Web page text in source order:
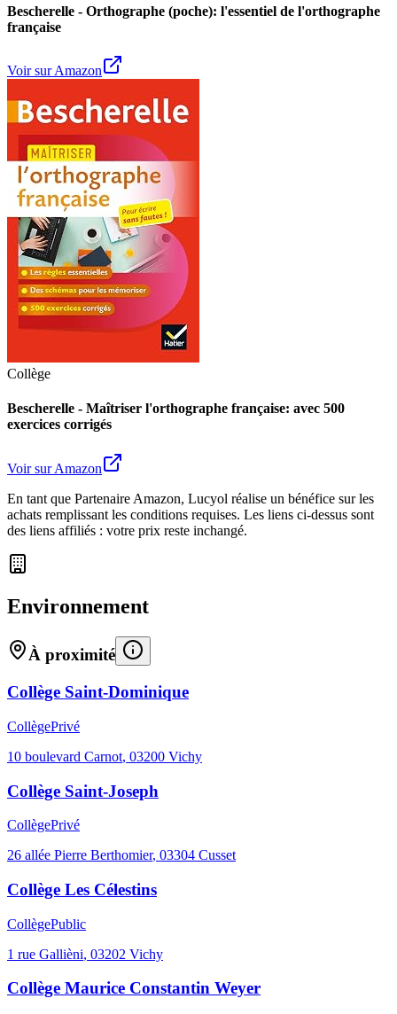
Bescherelle - Orthographe (poche): l'essentiel de l'orthographe
française
Voir sur Amazon
Collège
Bescherelle - Maîtriser l'orthographe française: avec 500
exercices corrigés
Voir sur Amazon
En tant que Partenaire Amazon, Lucyol réalise un bénéfice sur les
achats remplissant les conditions requises. Les liens ci-dessus sont
des liens affiliés : votre prix reste inchangé.
Environnement
À proximité
Collège Saint-Dominique
CollègePrivé
10 boulevard Carnot, 03200 Vichy
Collège Saint-Joseph
CollègePrivé
26 allée Pierre Berthomier, 03304 Cusset
Collège Les Célestins
CollègePublic
1 rue Gallièni, 03202 Vichy
Collège Maurice Constantin Weyer